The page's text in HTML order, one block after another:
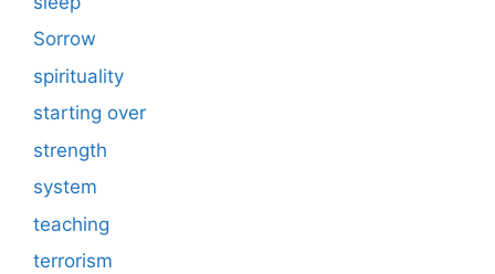
Sorrow
spirituality
starting over
strength
system
teaching
terrorism